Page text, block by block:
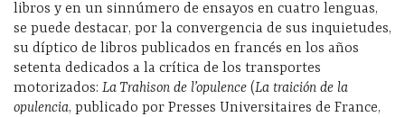
libros y en un sinnúmero de ensayos en cuatro lenguas,
se puede destacar, por la convergencia de sus inquietudes,
su díptico de libros publicados en francés en los años
setenta dedicados a la crítica de los transportes
motorizados: La Trahison de l’opulence (La traición de la
opulencia, publicado por Presses Universitaires de France,